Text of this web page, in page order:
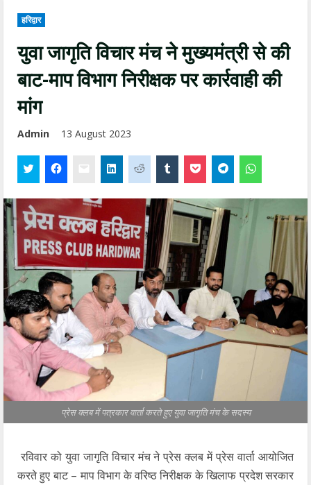
हरिद्वार
युवा जागृति विचार मंच ने मुख्यमंत्री से की
बाट-माप विभाग निरीक्षक पर कार्रवाही की
मांग
Admin 13 August 2023
प्रेस क्लब में पत्रकार वार्ता करते हुए युवा जागृति मंच के सदस्य
रविवार को युवा जागृति विचार मंच ने प्रेस क्लब में प्रेस वार्ता आयोजित
करते हुए बाट – माप विभाग के वरिष्ठ निरीक्षक के खिलाफ प्रदेश सरकार